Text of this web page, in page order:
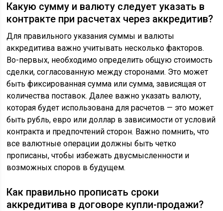
Какую сумму и валюту следует указать в
контракте при расчетах через аккредитив?
Для правильного указания суммы и валюты
аккредитива важно учитывать несколько факторов.
Во-первых, необходимо определить общую стоимость
сделки, согласованную между сторонами. Это может
быть фиксированная сумма или сумма, зависящая от
количества поставок. Далее важно указать валюту,
которая будет использована для расчетов — это может
быть рубль, евро или доллар в зависимости от условий
контракта и предпочтений сторон. Важно помнить, что
все валютные операции должны быть четко
прописаны, чтобы избежать двусмысленности и
возможных споров в будущем.
Как правильно прописать сроки
аккредитива в договоре купли-продажи?